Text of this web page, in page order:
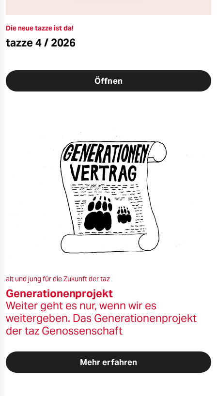
Die neue tazze ist da!
tazze 4 / 2026
Öffnen
alt und jung für die Zukunft der taz
Generationenprojekt
Weiter geht es nur, wenn wir es
weitergeben. Das Generationenprojekt
der taz Genossenschaft
Mehr erfahren